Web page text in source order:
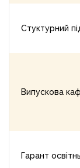
Стуктурний
Випускова
Гарант